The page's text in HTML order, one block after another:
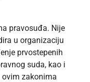
pravosuđa. Nije
u organizaciju
prvostepenih
suda, kao i
zakonima